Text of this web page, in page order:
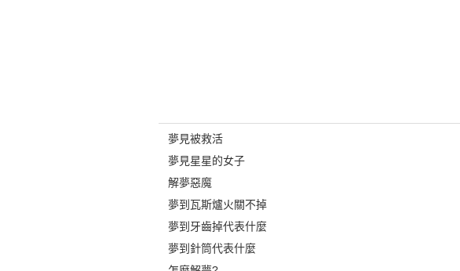
夢見被救活
夢見星星的女子
解夢惡魔
夢到瓦斯爐火關不掉
夢到牙齒掉代表什麼
夢到針筒代表什麼